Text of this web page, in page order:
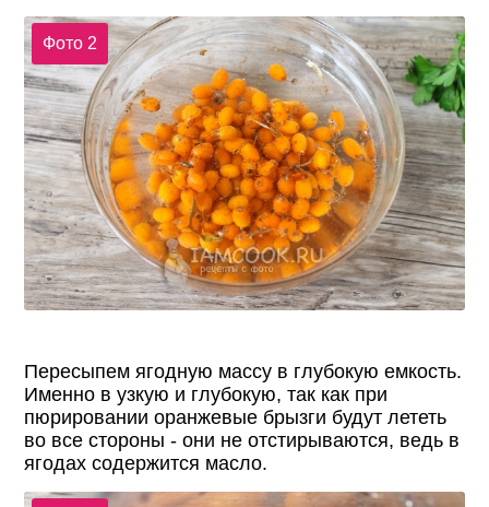
Фото 2
Пересыпем ягодную массу в глубокую емкость.
Именно в узкую и глубокую, так как при
пюрировании оранжевые брызги будут лететь
во все стороны - они не отстирываются, ведь в
ягодах содержится масло.